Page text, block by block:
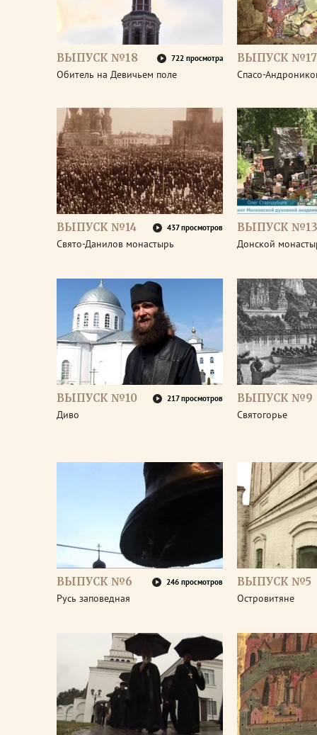
ВЫПУСК №18 722 просмотра
Обитель на Девичьем поле
ВЫПУСК №17
Спасо-
ВЫПУСК №14 437 просмотров
Свято-Данилов монастырь
ВЫПУСК №13
Донской
ВЫПУСК №10 217 просмотров
Диво
ВЫПУСК №9
Святогорье
ВЫПУСК №6 246 просмотров
Русь заповедная
ВЫПУСК №5
Островитяне